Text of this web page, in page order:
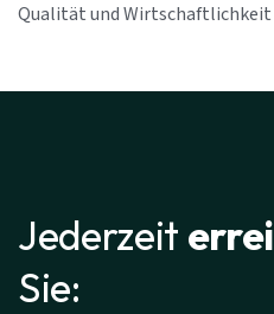
Qualität und
Jederzeit
Sie: